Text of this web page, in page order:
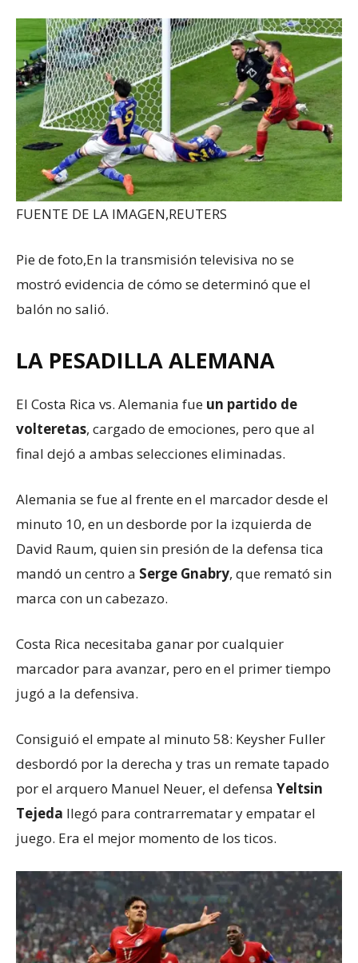
FUENTE DE LA IMAGEN,REUTERS
Pie de foto,En la transmisión televisiva no se
mostró evidencia de cómo se determinó que el
balón no salió.
LA PESADILLA ALEMANA
El Costa Rica vs. Alemania fue un partido de
volteretas, cargado de emociones, pero que al
final dejó a ambas selecciones eliminadas.
Alemania se fue al frente en el marcador desde el
minuto 10, en un desborde por la izquierda de
David Raum, quien sin presión de la defensa tica
mandó un centro a Serge Gnabry, que remató sin
marca con un cabezazo.
Costa Rica necesitaba ganar por cualquier
marcador para avanzar, pero en el primer tiempo
jugó a la defensiva.
Consiguió el empate al minuto 58: Keysher Fuller
desbordó por la derecha y tras un remate tapado
por el arquero Manuel Neuer, el defensa Yeltsin
Tejeda llegó para contrarrematar y empatar el
juego. Era el mejor momento de los ticos.